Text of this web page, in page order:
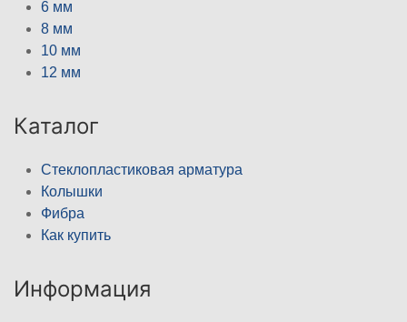
6 мм
8 мм
10 мм
12 мм
Каталог
Стеклопластиковая арматура
Колышки
Фибра
Как купить
Информация